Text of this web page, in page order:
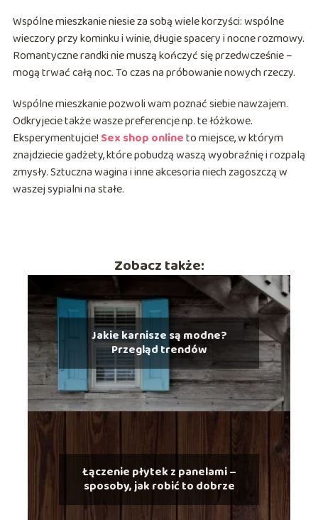
Wspólne mieszkanie niesie za sobą wiele korzyści: wspólne
wieczory przy kominku i winie, długie spacery i nocne rozmowy.
Romantyczne randki nie muszą kończyć się przedwcześnie –
mogą trwać całą noc. To czas na próbowanie nowych rzeczy.
Wspólne mieszkanie pozwoli wam poznać siebie nawzajem.
Odkryjecie także wasze preferencje np. te łóżkowe.
Eksperymentujcie! Sex shop onlineto miejsce, w którym
znajdziecie gadżety, które pobudzą waszą wyobraźnię i rozpalą
zmysły. Sztuczna wagina i inne akcesoria niech zagoszczą w
waszej sypialni na stałe.
Zobacz także:
Jakie karnisze są modne?
Przegląd trendów
Łączenie płytek z panelami –
sposoby, jak robić to dobrze